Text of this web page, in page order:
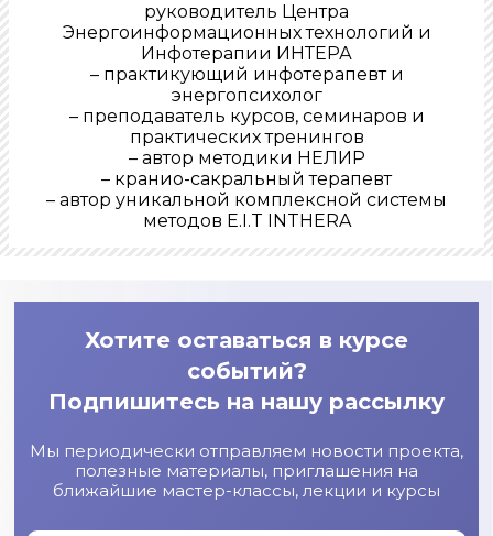
руководитель Центра
Энергоинформационных технологий и
Инфотерапии ИНТЕРА
– практикующий инфотерапевт и
энергопсихолог
– преподаватель курсов, семинаров и
практических тренингов
– автор методики НЕЛИР
– кранио-сакральный терапевт
– автор уникальной комплексной системы
методов E.I.T INTHERA
Хотите оставаться в курсе
событий?
Подпишитесь на нашу рассылку
Мы периодически отправляем новости проекта,
полезные материалы, приглашения на
ближайшие мастер-классы, лекции и курсы